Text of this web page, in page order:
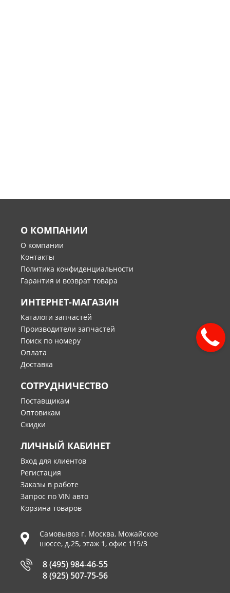
О КОМПАНИИ
О компании
Контакты
Политика конфиденциальности
Гарантия и возврат товара
ИНТЕРНЕТ-МАГАЗИН
Каталоги запчастей
Производители запчастей
Поиск по номеру
Оплата
Доставка
СОТРУДНИЧЕСТВО
Поставщикам
Оптовикам
Скидки
ЛИЧНЫЙ КАБИНЕТ
Вход для клиентов
Регистация
Заказы в работе
Запрос по VIN авто
Корзина товаров
Самовывоз г. Москва, Можайское
шоссе, д.25, этаж 1, офис 119/3
8 (495) 984-46-55
8 (925) 507-75-56